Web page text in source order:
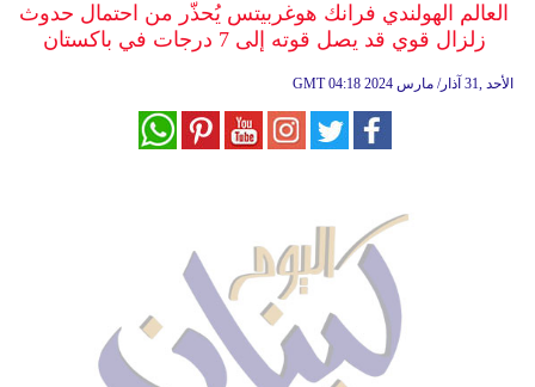
وموسيقى
العالم الهولندي فرانك هوغربيتس يُحذّر من احتمال حدوث
زلزال قوي قد يصل قوته إلى 7 درجات في باكستان
GMT 04:18 2024 الأحد ,31 آذار/ مارس